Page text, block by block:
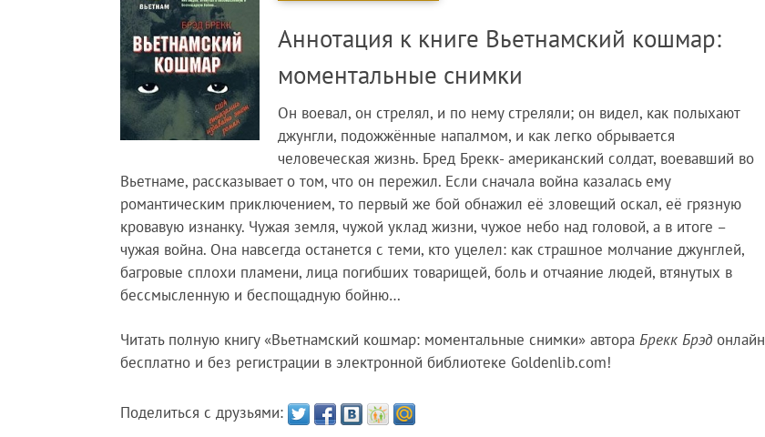
Аннотация к книге Вьетнамский кошмар:
моментальные снимки
Он воевал, он стрелял, и по нему стреляли; он видел, как полыхают
джунгли, подожжённые напалмом, и как легко обрывается
человеческая жизнь. Бред Брекк- американский солдат, воевавший во
Вьетнаме, рассказывает о том, что он пережил. Если сначала война казалась ему
романтическим приключением, то первый же бой обнажил её зловещий оскал, её грязную
кровавую изнанку. Чужая земля, чужой уклад жизни, чужое небо над головой, а в итоге –
чужая война. Она навсегда останется с теми, кто уцелел: как страшное молчание джунглей,
багровые сплохи пламени, лица погибших товарищей, боль и отчаяние людей, втянутых в
бессмысленную и беспощадную бойню…
Читать полную книгу «Вьетнамский кошмар: моментальные снимки» автора Брекк Брэд онлайн
бесплатно и без регистрации в электронной библиотеке Goldenlib.com!
Поделиться с друзьями: